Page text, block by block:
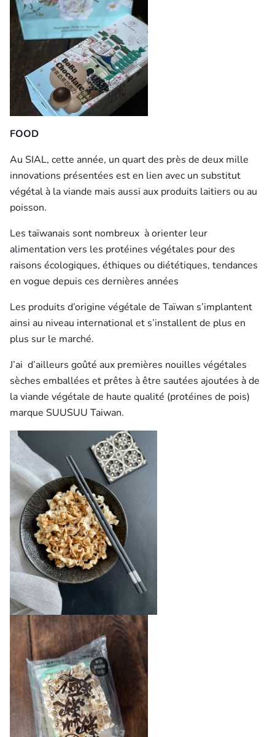
FOOD
Au SIAL, cette année, un quart des près de deux mille
innovations présentées est en lien avec un substitut
végétal à la viande mais aussi aux produits laitiers ou au
poisson.
Les taïwanais sont nombreux à orienter leur
alimentation vers les protéines végétales pour des
raisons écologiques, éthiques ou diététiques, tendances
en vogue depuis ces dernières années
Les produits d’origine végétale de Taïwan s’implantent
ainsi au niveau international et s’installent de plus en
plus sur le marché.
J’ai d’ailleurs goûté aux premières nouilles végétales
sèches emballées et prêtes à être sautées ajoutées à de
la viande végétale de haute qualité (protéines de pois)
marque SUUSUU Taiwan.